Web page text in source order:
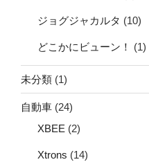
ジョグジャカルタ (10)
どこかにビューン！ (1)
未分類 (1)
自動車 (24)
XBEE (2)
Xtrons (14)